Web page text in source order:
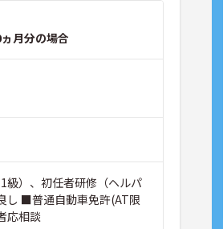
月分の場合
）、初任者研修（ヘルパ
し ■普通自動車免許(AT限
応相談